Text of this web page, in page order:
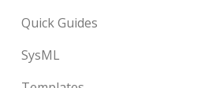
Quick Guides
SysML